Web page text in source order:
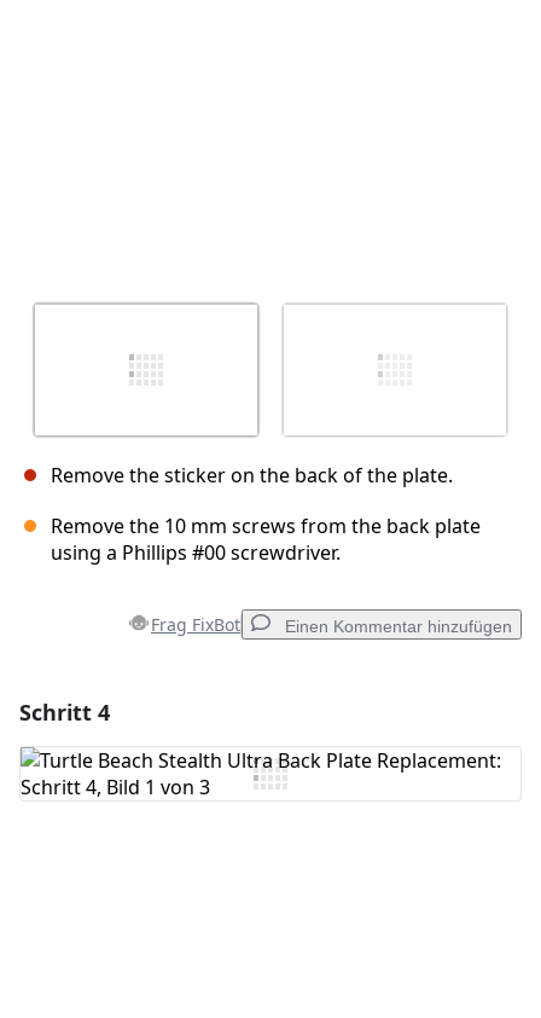
Remove the sticker on the back of the plate.
Remove the 10 mm screws from the back plate
using a Phillips #00 screwdriver.
Frag FixBot Einen Kommentar hinzufügen
Kommentar hinzufügen
Schritt 4